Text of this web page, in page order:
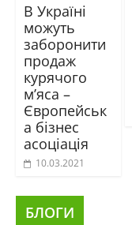
В Україні
можуть
заборонити
продаж
курячого
м’яса –
Європейськ
а бізнес
асоціація
10.03.2021
БЛОГИ